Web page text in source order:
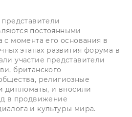
постоянными
с момента его основания в
этапах развития форума в
участие представители
британского
религиозные
дипломаты, и вносили
в продвижение
и культуры мира.